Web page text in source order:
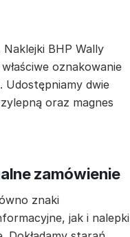
BHP Wally
oznakowanie
dwie
oraz magnes
zamówienie
znaki
jak i nalepki